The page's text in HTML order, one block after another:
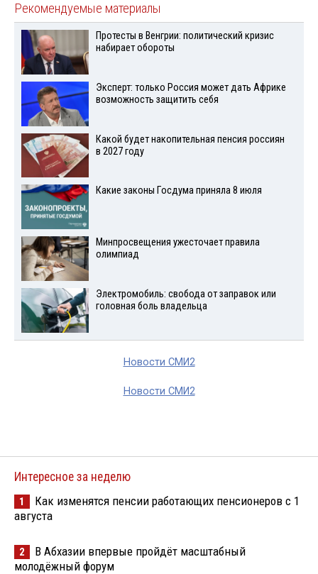
Рекомендуемые материалы
Протесты в Венгрии: политический кризис
набирает обороты
Эксперт: только Россия может дать Африке
возможность защитить себя
Какой будет накопительная пенсия россиян
в 2027 году
Какие законы Госдума приняла 8 июля
Минпросвещения ужесточает правила
олимпиад
Электромобиль: свобода от заправок или
головная боль владельца
Новости СМИ2
Новости СМИ2
Интересное за неделю
1
Как изменятся пенсии работающих пенсионеров с 1
августа
2
В Абхазии впервые пройдёт масштабный
молодёжный форум